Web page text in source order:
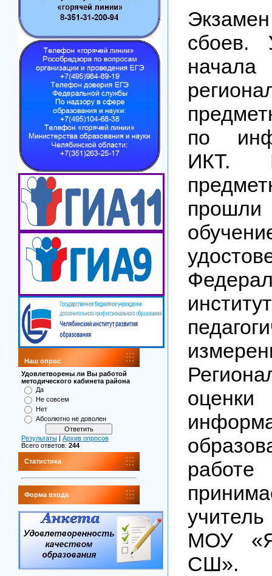
Наш опрос
Удовлетворены ли Вы работой
методического кабинета района
Да
Не совсем
Нет
Абсолютно не доволен
Результаты
Архив опросов
Всего ответов: 244
Статистика
Форма входа
по
ИКТ.
МОУ
СШ».